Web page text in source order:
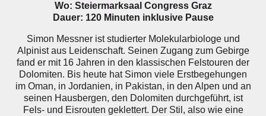
Wo: Steiermarksaal Congress Graz
Dauer: 120 Minuten inklusive Pause
Simon Messner ist studierter Molekularbiologe und
Alpinist aus Leidenschaft. Seinen Zugang zum Gebirge
fand er mit 16 Jahren in den klassischen Felstouren der
Dolomiten. Bis heute hat Simon viele Erstbegehungen
im Oman, in Jordanien, in Pakistan, in den Alpen und an
seinen Hausbergen, den Dolomiten durchgeführt, ist
Fels- und Eisrouten geklettert. Der Stil, also wie eine